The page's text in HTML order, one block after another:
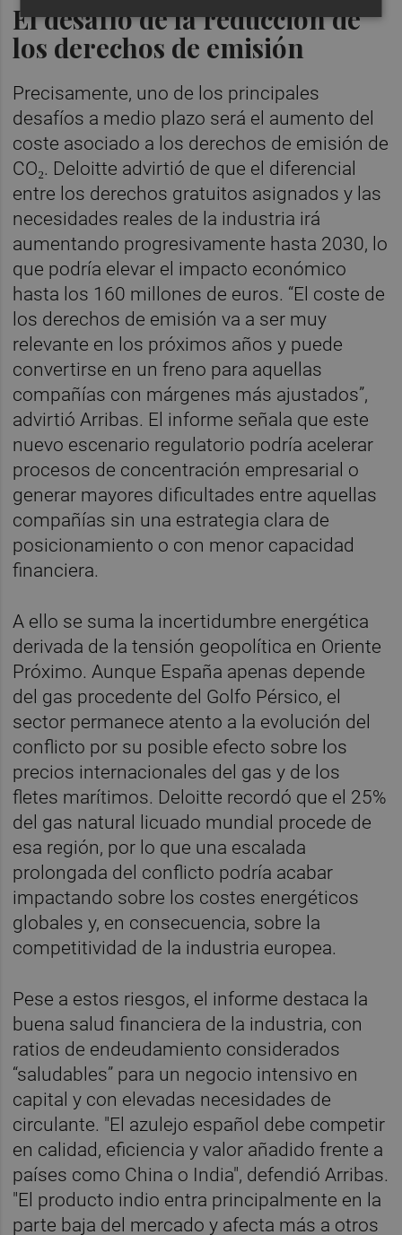
El desafío de la reducción de
los derechos de emisión
Precisamente, uno de los principales
desafíos a medio plazo será el aumento del
coste asociado a los derechos de emisión de
CO₂. Deloitte advirtió de que el diferencial
entre los derechos gratuitos asignados y las
necesidades reales de la industria irá
aumentando progresivamente hasta 2030, lo
que podría elevar el impacto económico
hasta los 160 millones de euros. “El coste de
los derechos de emisión va a ser muy
relevante en los próximos años y puede
convertirse en un freno para aquellas
compañías con márgenes más ajustados”,
advirtió Arribas. El informe señala que este
nuevo escenario regulatorio podría acelerar
procesos de concentración empresarial o
generar mayores dificultades entre aquellas
compañías sin una estrategia clara de
posicionamiento o con menor capacidad
financiera.
A ello se suma la incertidumbre energética
derivada de la tensión geopolítica en Oriente
Próximo. Aunque España apenas depende
del gas procedente del Golfo Pérsico, el
sector permanece atento a la evolución del
conflicto por su posible efecto sobre los
precios internacionales del gas y de los
fletes marítimos. Deloitte recordó que el 25%
del gas natural licuado mundial procede de
esa región, por lo que una escalada
prolongada del conflicto podría acabar
impactando sobre los costes energéticos
globales y, en consecuencia, sobre la
competitividad de la industria europea.
Pese a estos riesgos, el informe destaca la
buena salud financiera de la industria, con
ratios de endeudamiento considerados
“saludables” para un negocio intensivo en
capital y con elevadas necesidades de
circulante. "El azulejo español debe competir
en calidad, eficiencia y valor añadido frente a
países como China o India", defendió Arribas.
"El producto indio entra principalmente en la
parte baja del mercado y afecta más a otros